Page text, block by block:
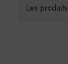
Les